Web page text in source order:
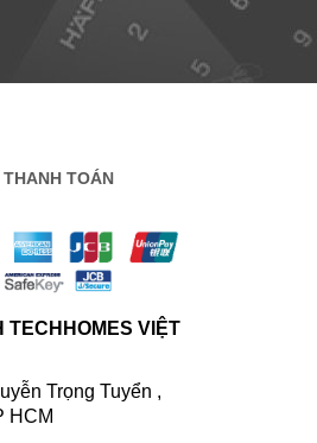
TOÁN
TECHHOMES VIỆT
Trọng Tuyển ,
HCM